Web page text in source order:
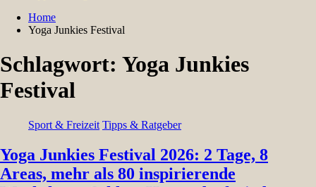
Home
Yoga Junkies Festival
Schlagwort: Yoga Junkies
Festival
Sport & Freizeit Tipps & Ratgeber
Yoga Junkies Festival 2026: 2 Tage, 8
Areas, mehr als 80 inspirierende